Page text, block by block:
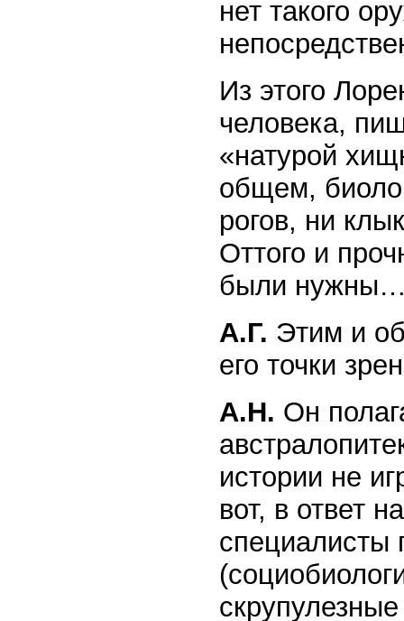
нет такого
Из этого
человека,
«натурой
общем,
рогов, ни
Оттого и
были
А.Г. Этим и
его точки
А.Н. Он
истории не
вот, в ответ
специалисты